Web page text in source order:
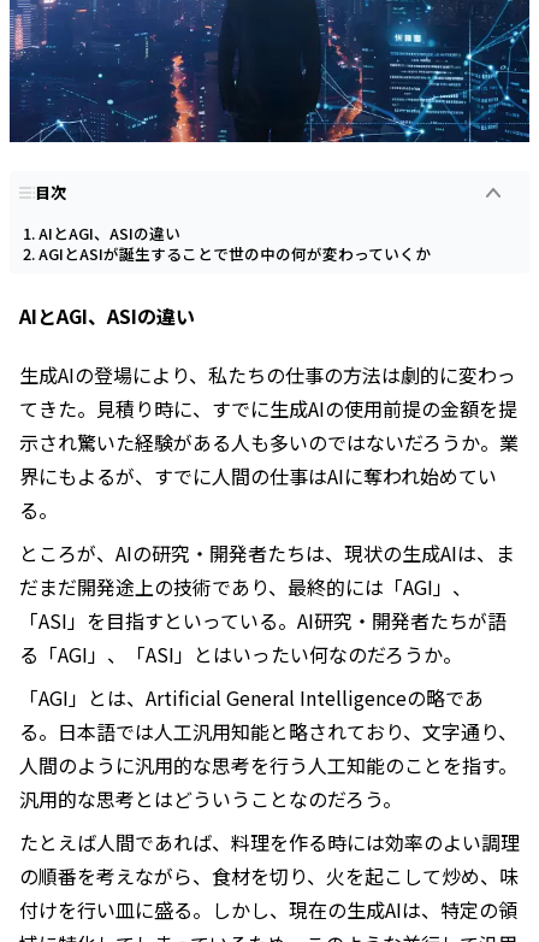
目次
AIとAGI、ASIの違い
AGIとASIが誕生することで世の中の何が変わっていくか
AIとAGI、ASIの違い
生成AIの登場により、私たちの仕事の方法は劇的に変わっ
てきた。見積り時に、すでに生成AIの使用前提の金額を提
示され驚いた経験がある人も多いのではないだろうか。業
界にもよるが、すでに人間の仕事はAIに奪われ始めてい
る。
ところが、AIの研究・開発者たちは、現状の生成AIは、ま
だまだ開発途上の技術であり、最終的には「AGI」、
「ASI」を目指すといっている。AI研究・開発者たちが語
る「AGI」、「ASI」とはいったい何なのだろうか。
「AGI」とは、Artificial General Intelligenceの略であ
る。日本語では人工汎用知能と略されており、文字通り、
人間のように汎用的な思考を行う人工知能のことを指す。
汎用的な思考とはどういうことなのだろう。
たとえば人間であれば、料理を作る時には効率のよい調理
の順番を考えながら、食材を切り、火を起こして炒め、味
付けを行い皿に盛る。しかし、現在の生成AIは、特定の領